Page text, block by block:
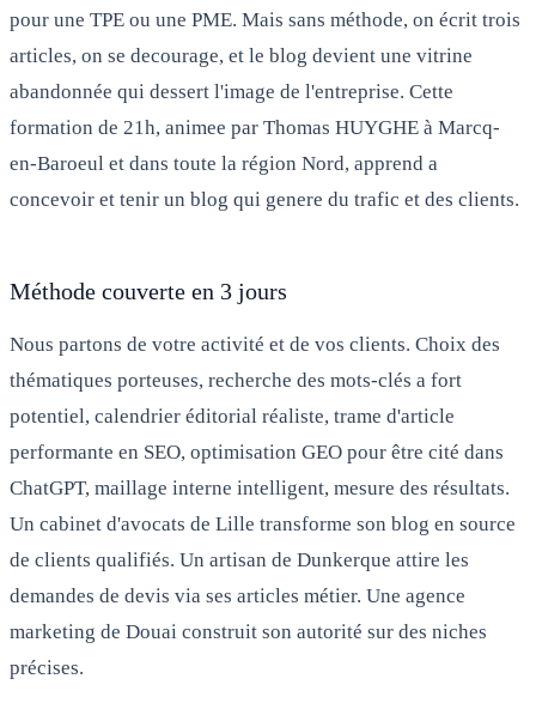
pour une TPE ou une PME. Mais sans méthode, on écrit trois
articles, on se decourage, et le blog devient une vitrine
abandonnée qui dessert l'image de l'entreprise. Cette
formation de 21h, animee par Thomas HUYGHE à Marcq-
en-Baroeul et dans toute la région Nord, apprend a
concevoir et tenir un blog qui genere du trafic et des clients.
Méthode couverte en 3 jours
Nous partons de votre activité et de vos clients. Choix des
thématiques porteuses, recherche des mots-clés a fort
potentiel, calendrier éditorial réaliste, trame d'article
performante en SEO, optimisation GEO pour être cité dans
ChatGPT, maillage interne intelligent, mesure des résultats.
Un cabinet d'avocats de Lille transforme son blog en source
de clients qualifiés. Un artisan de Dunkerque attire les
demandes de devis via ses articles métier. Une agence
marketing de Douai construit son autorité sur des niches
précises.